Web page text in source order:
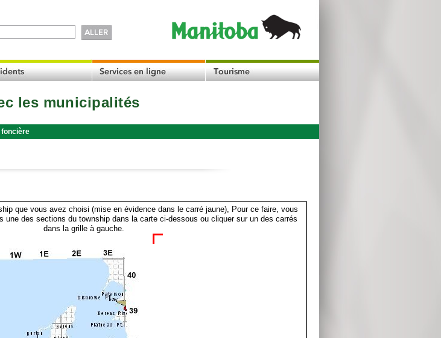
les municipalités
foncière
que vous avez choisi (mise en évidence dans le carré jaune), Pour ce faire, vous
une des sections du township dans la carte ci-dessous ou cliquer sur un des carrés
dans la grille à gauche.